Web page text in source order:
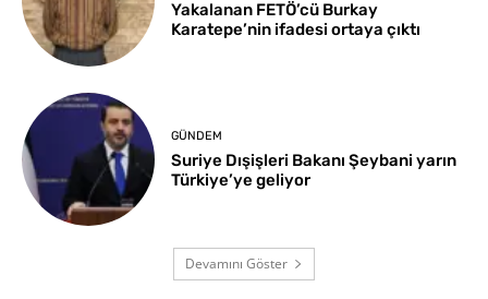
Yakalanan FETÖ’cü Burkay
Karatepe’nin ifadesi ortaya çıktı
GÜNDEM
Suriye Dışişleri Bakanı Şeybani yarın
Türkiye’ye geliyor
Devamını Göster